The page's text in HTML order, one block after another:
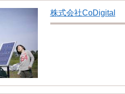
株式会社CoDigital